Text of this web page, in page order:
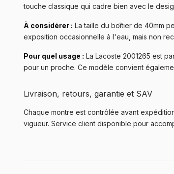
touche classique qui cadre bien avec le
À considérer : La taille du boîtier de 40mm
exposition occasionnelle à l'eau, mais non
Pour quel usage : La Lacoste 2001265 est
pour un proche. Ce modèle convient
Livraison, retours, garantie et SAV
Chaque montre est contrôlée avant
vigueur. Service client disponible pour